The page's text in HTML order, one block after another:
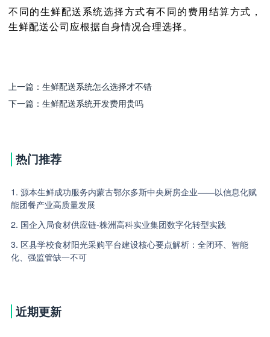
不同的生鲜配送系统选择方式有不同的费用结算方式，
生鲜配送公司应根据自身情况合理选择。
上一篇：生鲜配送系统怎么选择才不错
下一篇：生鲜配送系统开发费用贵吗
热门推荐
1. 源本生鲜成功服务内蒙古鄂尔多斯中央厨房企业——以信息化赋
能团餐产业高质量发展
2. 国企入局食材供应链-株洲高科实业集团数字化转型实践
3. 区县学校食材阳光采购平台建设核心要点解析：全闭环、智能
化、强监管缺一不可
近期更新